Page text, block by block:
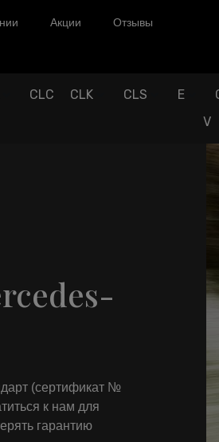
Акции Отзывы
CLC CLK CLS E
V
(сертификат №
к нам для
гарантию